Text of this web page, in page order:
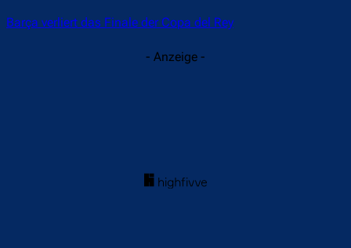
Barça verliert das Finale der Copa del Rey
- Anzeige -